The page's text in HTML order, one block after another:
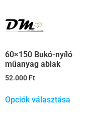
60×150 Bukó-nyíló
műanyag ablak
52.000 Ft
Opciók választása